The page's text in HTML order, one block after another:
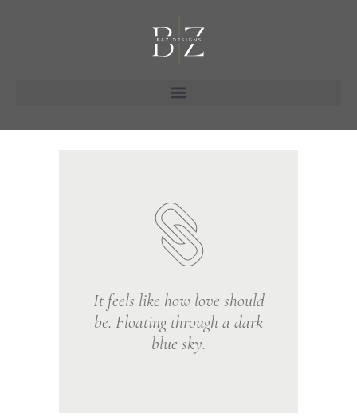
It feels like how love should
be. Floating through a dark
blue sky.